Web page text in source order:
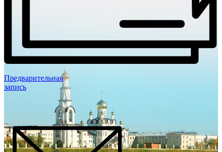
Предварительная
запись